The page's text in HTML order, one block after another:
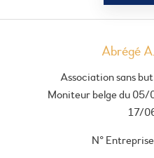
Abrégé
Association sans
Moniteur belge du
17/
N°